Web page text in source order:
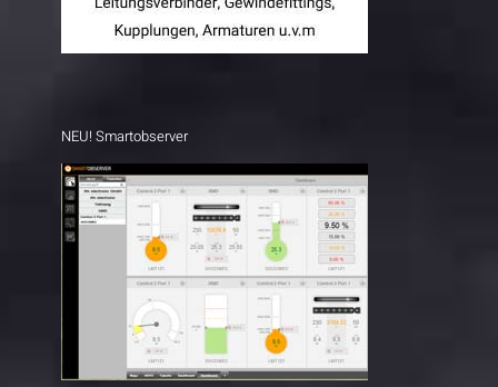
NEU! Smartobserver